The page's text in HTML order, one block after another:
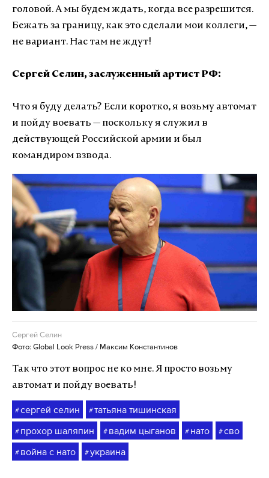
головой. А мы будем ждать, когда все разрешится.
Бежать за границу, как это сделали мои коллеги, —
не вариант. Нас там не ждут!
Сергей Селин, заслуженный артист РФ:
Что я буду делать? Если коротко, я возьму автомат
и пойду воевать — поскольку я служил в
действующей Российской армии и был
командиром взвода.
Сергей Селин
Фото: Global Look Press / Максим Константинов
Так что этот вопрос не ко мне. Я просто возьму
автомат и пойду воевать!
#сергей селин #татьяна тишинская
# прохор шаляпин # вадим цыганов # нато #сво
# война с нато #украина